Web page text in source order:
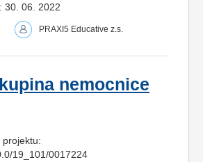
30. 06. 2022
PRAXI5 Educative z.s.
nemocnice
19_101/0017224